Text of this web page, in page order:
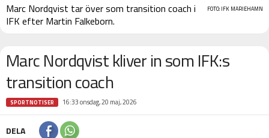
FOTO: IFK MARIEHAMN
Marc Nordqvist tar över som transition coach i
IFK efter Martin Falkeborn.
Marc Nordqvist kliver in som IFK:s
transition coach
SPORTNOTISER 16:33 onsdag, 20 maj, 2026
DELA